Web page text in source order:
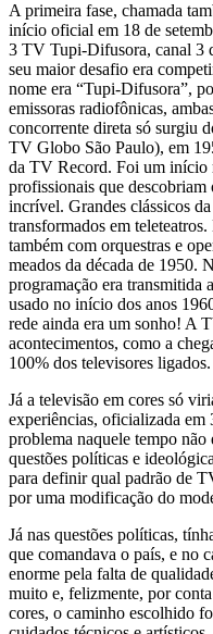
A primeira fase, chamada
início oficial em 18 de
3 TV Tupi-Difusora, canal 3
seu maior desafio era
nome era “Tupi-Difusora”,
emissoras radiofônicas,
concorrente direta só surgiu
TV Globo São Paulo), em
da TV Record. Foi um início
profissionais que
incrível. Grandes clássicos
transformados em
também com orquestras e
meados da década de 1950.
programação era transmitida
usado no início dos anos
rede ainda era um sonho! A
acontecimentos, como a
100% dos televisores ligados.
Já a televisão em cores só
experiências, oficializada
problema naquele tempo não
questões políticas e
para definir qual padrão de
por uma modificação do
Já nas questões políticas,
que comandava o país, e no
enorme pela falta de
muito e, felizmente, por
cores, o caminho escolhido